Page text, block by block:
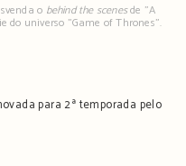
o behind the scenesde "A
do universo "Game of Thrones".
para 2ª temporada pelo